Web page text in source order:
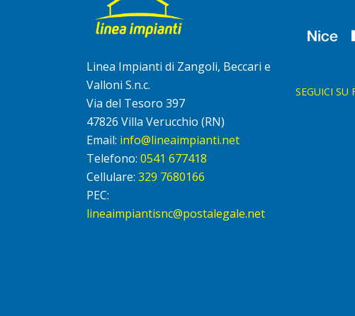
Linea Impianti di Zangoli, Beccari e
Valloni S.n.c.
Via del Tesoro 397
47826 Villa Verucchio (RN)
Email: info@lineaimpianti.net
Telefono: 0541 677418
Cellulare: 329 7680166
PEC:
lineaimpiantisnc@postalegale.net
SEGUICI SU